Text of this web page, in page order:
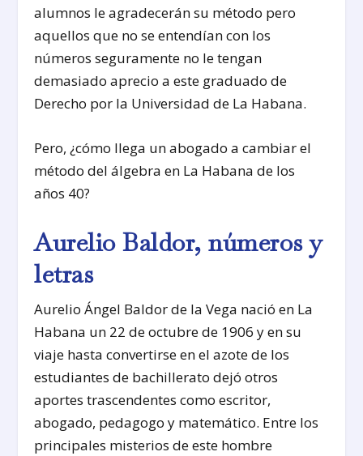
alumnos le agradecerán su método pero
aquellos que no se entendían con los
números seguramente no le tengan
demasiado aprecio a este graduado de
Derecho por la Universidad de La Habana.
Pero, ¿cómo llega un abogado a cambiar el
método del álgebra en La Habana de los
años 40?
Aurelio Baldor, números y
letras
Aurelio Ángel Baldor de la Vega nació en La
Habana un 22 de octubre de 1906 y en su
viaje hasta convertirse en el azote de los
estudiantes de bachillerato dejó otros
aportes trascendentes como escritor,
abogado, pedagogo y matemático. Entre los
principales misterios de este hombre